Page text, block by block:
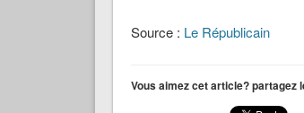
Source : Le Républicain
Vous aimez cet article? partagez